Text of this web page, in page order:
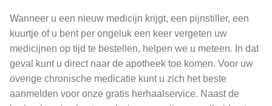
Wanneer u een nieuw medicijn krijgt, een pijnstiller, een
kuurtje of u bent per ongeluk een keer vergeten uw
medicijnen op tijd te bestellen, helpen we u meteen. In dat
geval kunt u direct naar de apotheek toe komen. Voor uw
overige chronische medicatie kunt u zich het beste
aanmelden voor onze gratis herhaalservice. Naast de